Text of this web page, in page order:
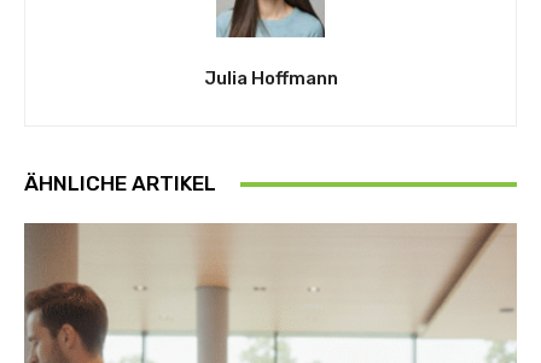
Julia Hoffmann
ÄHNLICHE ARTIKEL